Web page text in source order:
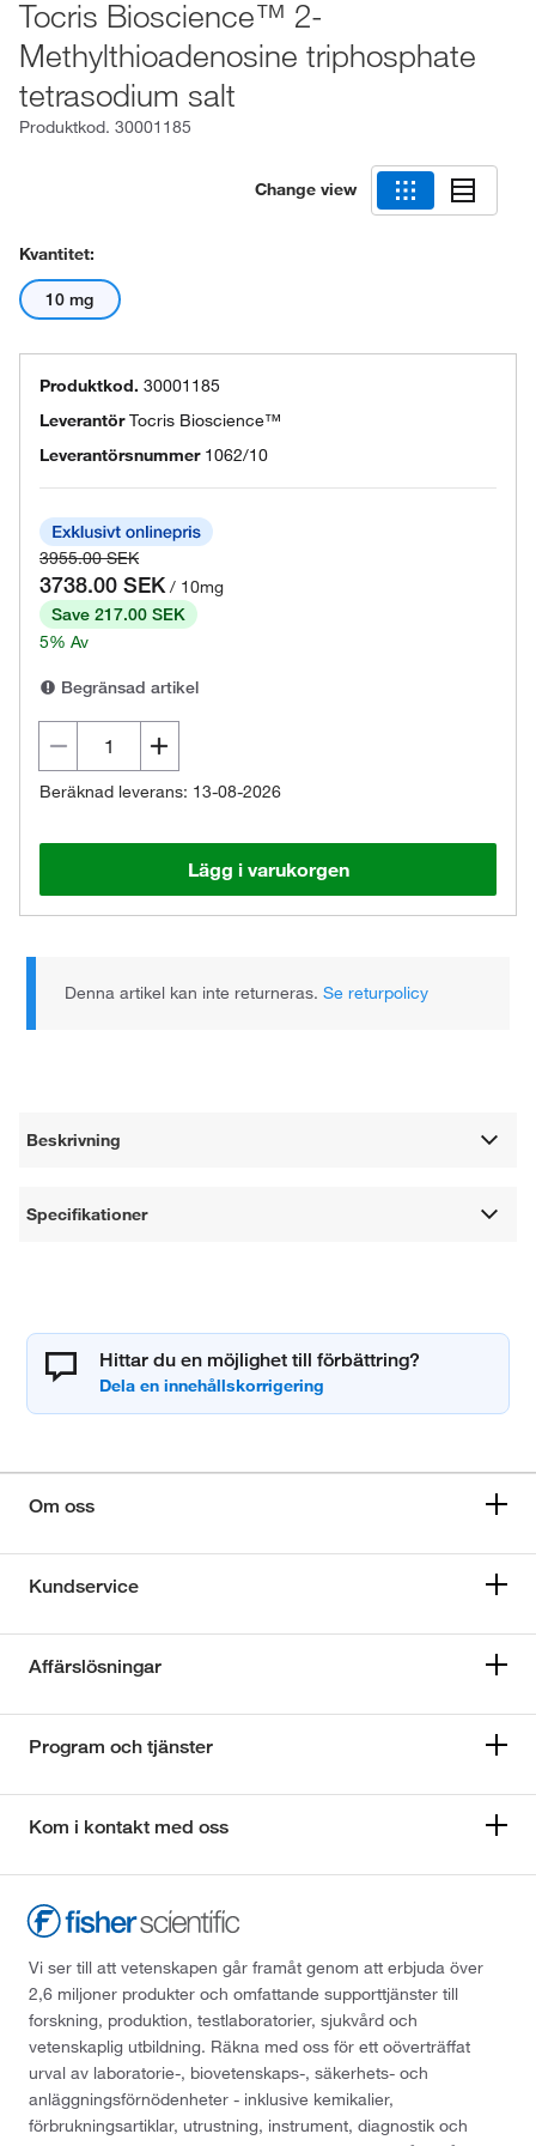
Tocris Bioscience™ 2-
Methylthioadenosine triphosphate
tetrasodium salt
Produktkod. 30001185
Change view
Kvantitet:
10 mg
Produktkod. 30001185
LeverantörTocris Bioscience™
Leverantörsnummer 1062/10
3955.00 SEK
3738.00 SEK / 10mg
Save 217.00 SEK
5% Av
Begränsad artikel
Beräknad leverans: 13-08-2026
Lägg i varukorgen
Denna artikel kan inte returneras.Se returpolicy
Beskrivning
Specifikationer
Hittar du en möjlighet till förbättring?
Om oss
Kundservice
Affärslösningar
Program och tjänster
Kom i kontakt med oss
Vi ser till att vetenskapen går framåt genom att erbjuda över
2,6 miljoner produkter och omfattande supporttjänster till
forskning, produktion, testlaboratorier, sjukvård och
vetenskaplig utbildning. Räkna med oss för ett oöverträffat
urval av laboratorie-, biovetenskaps-, säkerhets- och
anläggningsförnödenheter - inklusive kemikalier,
förbrukningsartiklar, utrustning, instrument, diagnostik och